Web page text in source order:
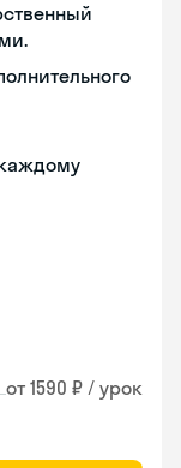
от 1590 ₽ / урок